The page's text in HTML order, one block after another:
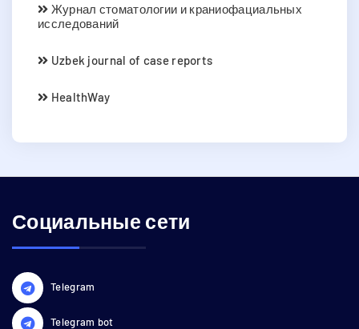
Журнал стоматологии и краниофациальных
исследований
Uzbek journal of case reports
HealthWay
Социальные сети
Telegram
Telegram bot